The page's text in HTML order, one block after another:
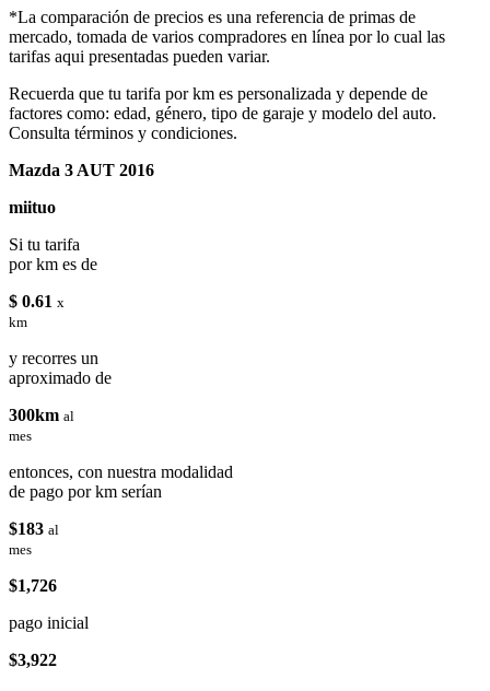
*La comparación de precios es una referencia de primas de
mercado, tomada de varios compradores en línea por lo cual las
tarifas aqui presentadas pueden variar.
Recuerda que tu tarifa por km es personalizada y depende de
factores como: edad, género, tipo de garaje y modelo del auto.
Consulta términos y condiciones.
Mazda 3 AUT 2016
miituo
Si tu tarifa
por km es de
$ 0.61 x
km
y recorres un
aproximado de
300km al
mes
entonces, con nuestra modalidad
de pago por km serían
$183 al
mes
$1,726
pago inicial
$3,922